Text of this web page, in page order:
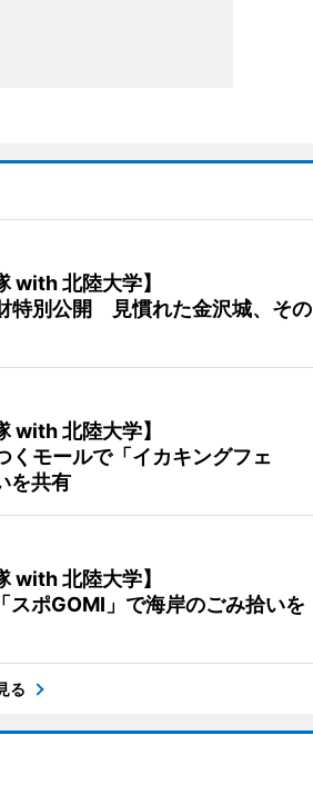
with 北陸大学】
別公開 見慣れた金沢城、その
with 北陸大学】
モールで「イカキングフェ
を共有
with 北陸大学】
ポGOMI」で海岸のごみ拾いを
る